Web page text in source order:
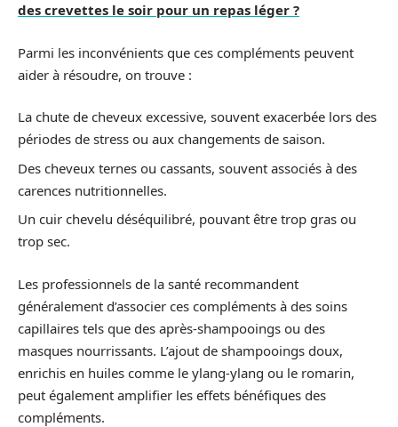
des crevettes le soir pour un repas léger ?
Parmi les inconvénients que ces compléments peuvent
aider à résoudre, on trouve :
La chute de cheveux excessive, souvent exacerbée lors des
périodes de stress ou aux changements de saison.
Des cheveux ternes ou cassants, souvent associés à des
carences nutritionnelles.
Un cuir chevelu déséquilibré, pouvant être trop gras ou
trop sec.
Les professionnels de la santé recommandent
généralement d’associer ces compléments à des soins
capillaires tels que des après-shampooings ou des
masques nourrissants. L’ajout de shampooings doux,
enrichis en huiles comme le ylang-ylang ou le romarin,
peut également amplifier les effets bénéfiques des
compléments.